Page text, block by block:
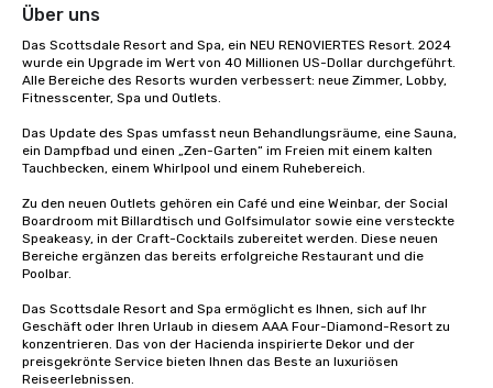
Über uns
Das Scottsdale Resort and Spa, ein NEU RENOVIERTES Resort. 2024
wurde ein Upgrade im Wert von 40 Millionen US-Dollar durchgeführt.
Alle Bereiche des Resorts wurden verbessert: neue Zimmer, Lobby,
Fitnesscenter, Spa und Outlets.
Das Update des Spas umfasst neun Behandlungsräume, eine Sauna,
ein Dampfbad und einen „Zen-Garten“ im Freien mit einem kalten
Tauchbecken, einem Whirlpool und einem Ruhebereich.
Zu den neuen Outlets gehören ein Café und eine Weinbar, der Social
Boardroom mit Billardtisch und Golfsimulator sowie eine versteckte
Speakeasy, in der Craft-Cocktails zubereitet werden. Diese neuen
Bereiche ergänzen das bereits erfolgreiche Restaurant und die
Poolbar.
Das Scottsdale Resort and Spa ermöglicht es Ihnen, sich auf Ihr
Geschäft oder Ihren Urlaub in diesem AAA Four-Diamond-Resort zu
konzentrieren. Das von der Hacienda inspirierte Dekor und der
preisgekrönte Service bieten Ihnen das Beste an luxuriösen
Reiseerlebnissen.